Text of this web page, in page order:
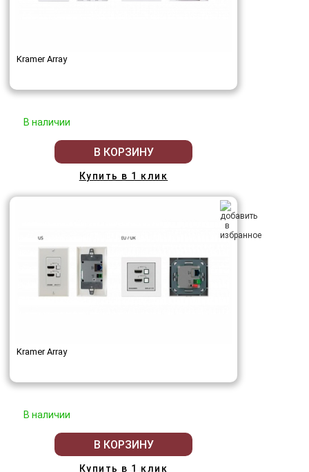
Kramer Array
В наличии
В КОРЗИНУ
Купить в 1 клик
Kramer Array
В наличии
В КОРЗИНУ
Купить в 1 клик